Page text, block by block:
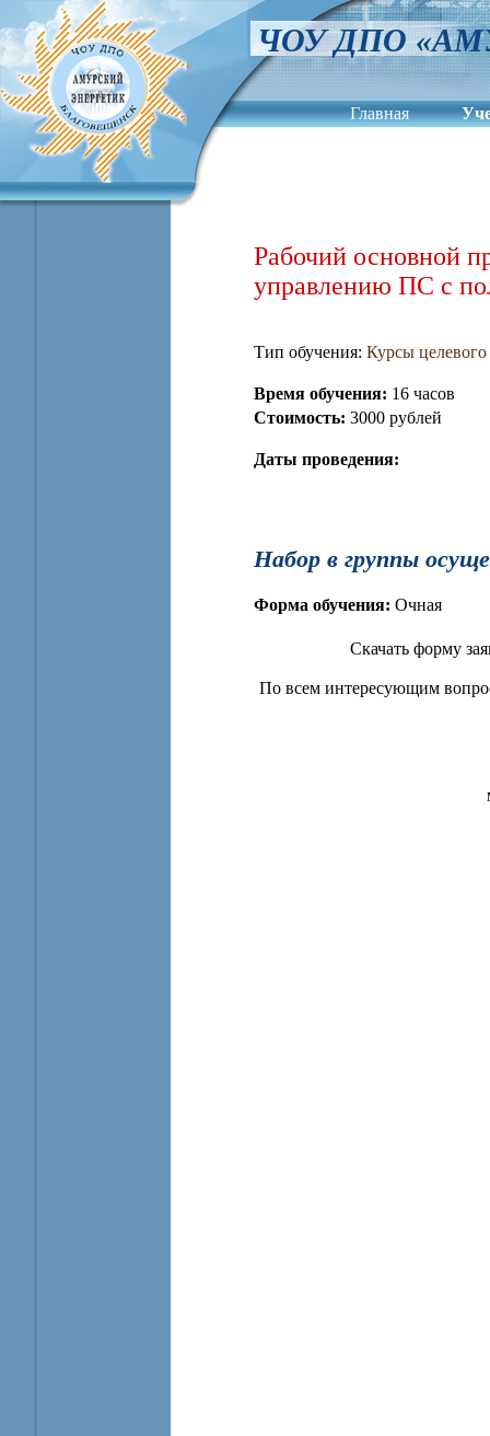
ЧОУ ДПО
Главная
Рабочий основной
управлению ПС с
Тип обучения:Курсы целевого
Время обучения: 16 часов
Стоимость: 3000 рублей
Даты проведения:
Набор в группы
Форма обучения: Очная
Скачать форму
По всем интересующим